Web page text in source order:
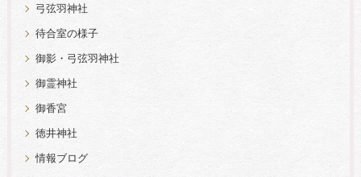
弓弦羽神社
待合室の様子
御影・弓弦羽神社
御霊神社
御香宮
徳井神社
情報ブログ